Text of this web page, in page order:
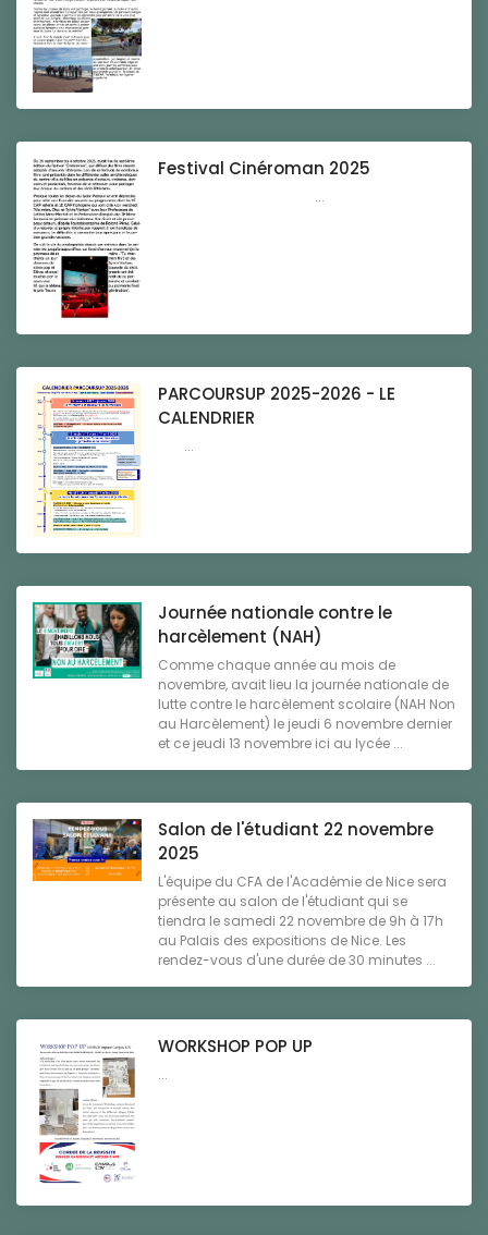
Festival Cinéroman 2025
...
PARCOURSUP 2025-2026 - LE
CALENDRIER
...
Journée nationale contre le
harcèlement (NAH)
Comme chaque année au mois de
novembre, avait lieu la journée nationale de
lutte contre le harcèlement scolaire (NAH Non
au Harcèlement) le jeudi 6 novembre dernier
et ce jeudi 13 novembre ici au lycée ...
Salon de l'étudiant 22 novembre
2025
L'équipe du CFA de l'Académie de Nice sera
présente au salon de l'étudiant qui se
tiendra le samedi 22 novembre de 9h à 17h
au Palais des expositions de Nice. Les
rendez-vous d'une durée de 30 minutes ...
WORKSHOP POP UP
...